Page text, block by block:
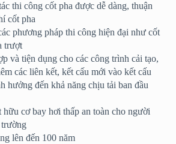
thi công cốt pha được dễ dàng, thuận
cốt pha
phương pháp thi công hiện đại như cốt
trượt
và tiện dụng cho các công trình cải tạo,
các liên kết, kết cấu mới vào kết cấu
hưởng đến khả năng chịu tải ban đầu
cơ bay hơi thấp an toàn cho người
lên đến 100 năm